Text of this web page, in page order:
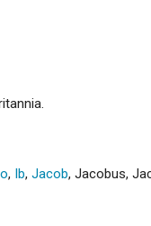
, Ib, Jacob, Jacobus,